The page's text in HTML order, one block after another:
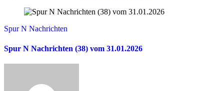
Spur N Nachrichten
Spur N Nachrichten (38) vom 31.01.2026